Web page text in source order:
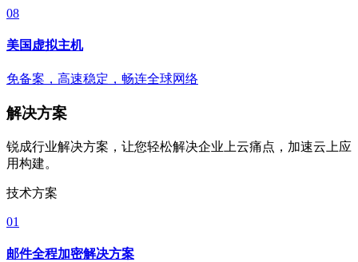
08
美国虚拟主机
免备案，高速稳定，畅连全球网络
解决方案
锐成行业解决方案，让您轻松解决企业上云痛点，加速云上应
用构建。
技术方案
01
邮件全程加密解决方案